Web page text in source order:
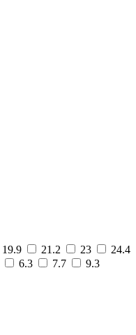
19.9 21.2 23
24.4
6.3 7.7
9.3